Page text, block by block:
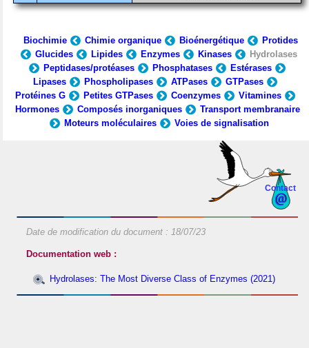
Biochimie Chimie organique Bioénergétique
Protides
Glucides
Lipides Enzymes Kinases
Hydrolases
Peptidases/protéases
Phosphatases
Estérases
Lipases
Phospholipases ATPases
GTPases
Protéines G
Petites GTPases Coenzymes
Vitamines
Hormones
Composés inorganiques
Transport membranaire
Moteurs moléculaires
Voies de signalisation
Contact
Date de modification du document : 18/07/23
Documentation web :
Hydrolases: The Most Diverse Class of Enzymes (2021)